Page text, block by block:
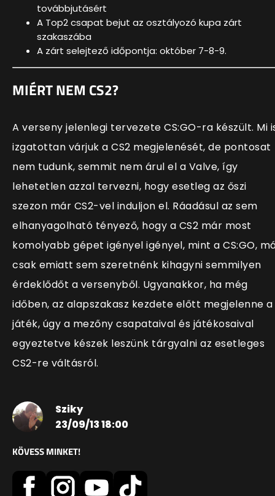
továbbjutásért
A Top2 csapat bejut az osztályozó kupa zárt
szakaszába
A zárt selejtező időpontja: október 7-8-9.
MIÉRT NEM CS2?
A verseny jelenlegi tervezete CS:GO-ra készült. Mi
izgatottan várjuk a CS2 megjelenését, de pontosat
nem tudunk, semmit nem árul el a Valve, így
lehetetlen azzal tervezni, hogy esetleg az őszi
szezon már CS2-vel induljon el. Ráadásul az sem
elhanyagolható tényező, hogy a CS2 már most
komolyabb gépet igényel igényel, mint a CS:GO,
csak emiatt sem szeretnénk kihagyni semmilyen
érdeklődőt a versenyből. Ugyanakkor, ha még
időben, az alapszakasz kezdete előtt megjelenne a
játék, úgy a mezőny csapataival és játékosaival
egyeztetve készek leszünk tárgyalni az esetleges
CS2-re váltásról.
Sziky
23/09/13 18:00
KÖVESS MINKET!